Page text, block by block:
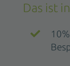
Das ist